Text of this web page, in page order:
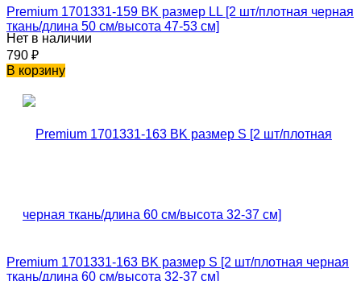
Premium 1701331-159 BK размер LL [2 шт/плотная черная
ткань/длина 50 см/высота 47-53 см]
Нет в наличии
790 ₽
В корзину
Premium 1701331-163 BK размер S [2 шт/плотная черная
ткань/длина 60 см/высота 32-37 см]